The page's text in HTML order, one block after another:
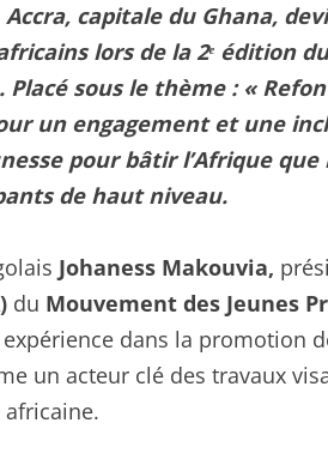
Accra, capitale du Ghana,
lors de la 2ᵉ édition
Placé sous le thème : «
un engagement et une
pour bâtir l’Afrique
de haut niveau.
Johaness Makouvia,
du Mouvement des Jeunes
dans la promotion
un acteur clé des travaux